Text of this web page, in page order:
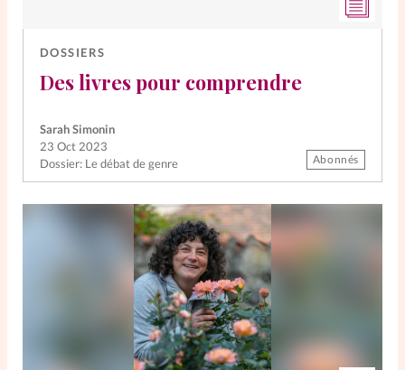
DOSSIERS
Des livres pour comprendre
Dossier: Le débat de genre
Sarah Simonin
23 Oct 2023
Abonnés